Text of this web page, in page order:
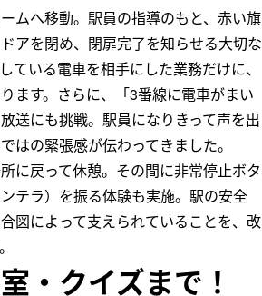
ムへ移動。駅員の指導のもと、赤い旗
アを閉め、閉扉完了を知らせる大切な
ている電車を相手にした業務だけに、
ます。さらに、「3番線に電車がまい
送にも挑戦。駅員になりきって声を出
はの緊張感が伝わってきました。
に戻って休憩。その間に非常停止ボタ
テラ）を振る体験も実施。駅の安全
図によって支えられていることを、改
・クイズまで！